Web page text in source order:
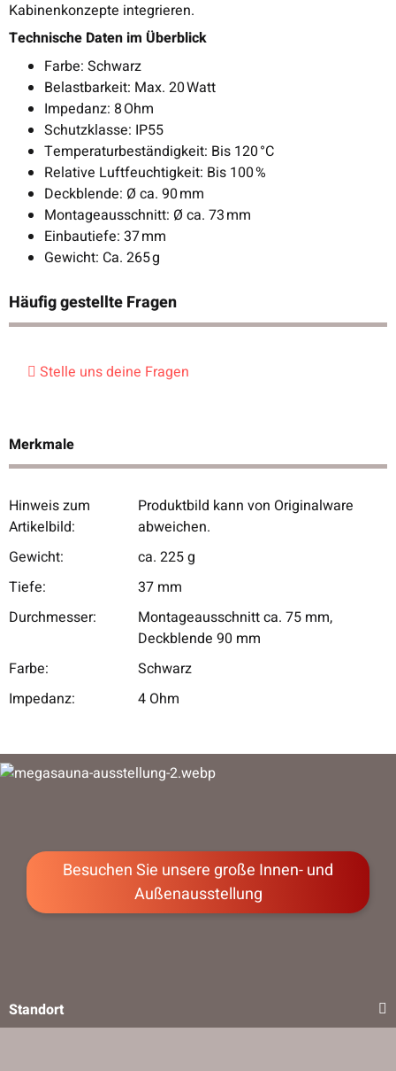
Kabinenkonzepte integrieren.
Technische Daten im Überblick
Farbe: Schwarz
Belastbarkeit: Max. 20 Watt
Impedanz: 8 Ohm
Schutzklasse: IP55
Temperaturbeständigkeit: Bis 120 °C
Relative Luftfeuchtigkeit: Bis 100 %
Deckblende: Ø ca. 90 mm
Montageausschnitt: Ø ca. 73 mm
Einbautiefe: 37 mm
Gewicht: Ca. 265 g
Häufig gestellte Fragen
Stelle uns deine Fragen
Merkmale
Produkteigenschaft
Wert
Hinweis zum
Artikelbild:
Produktbild kann von Originalware
abweichen.
Gewicht:
ca. 225 g
Tiefe:
37 mm
Durchmesser:
Montageausschnitt ca. 75 mm,
Deckblende 90 mm
Farbe:
Schwarz
Impedanz:
4 Ohm
Besuchen Sie unsere große Innen- und
Außenausstellung
Standort